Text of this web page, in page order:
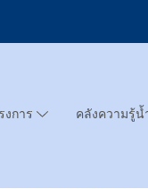
งการ คลังความรู้น้